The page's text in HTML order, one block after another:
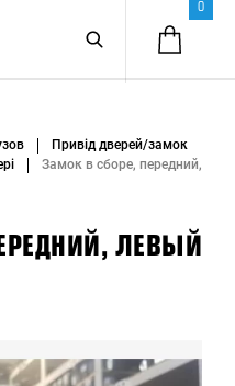
0
Привід дверей/замок
Замок в сборе, передний,
ЛЕВЫЙ